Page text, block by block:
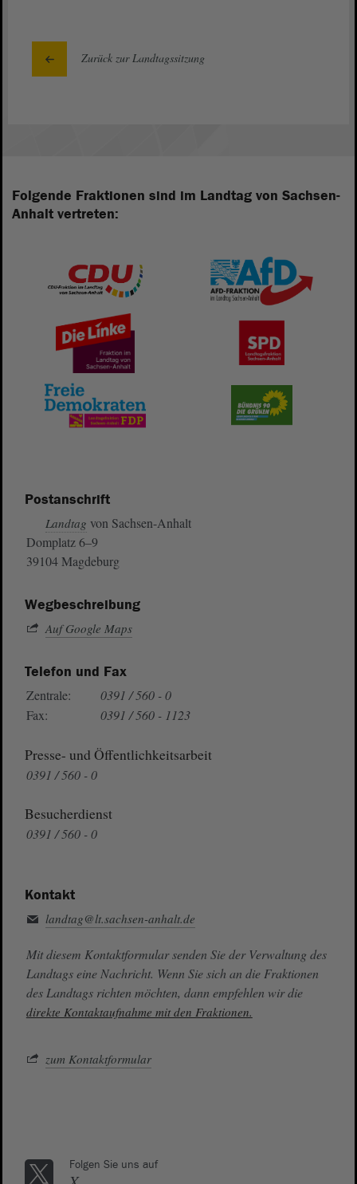
Zurück zur Landtagssitzung
Folgende Fraktionen sind im Landtag von Sachsen-
Anhalt vertreten:
Postanschrift
Landtag von Sachsen-Anhalt
Domplatz 6–9
39104 Magdeburg
Wegbeschreibung
Auf Google Maps
Telefon und Fax
Zentrale:
0391 / 560 - 0
Fax:
0391 / 560 - 1123
Presse- und Öffentlichkeitsarbeit
0391 / 560 - 0
Besucherdienst
0391 / 560 - 0
Kontakt
landtag@lt.sachsen-anhalt.de
Mit diesem Kontaktformular senden Sie der Verwaltung des
Landtags eine Nachricht. Wenn Sie sich an die Fraktionen
des Landtags richten möchten, dann empfehlen wir die
direkte Kontaktaufnahme mit den Fraktionen.
zum Kontaktformular
Folgen Sie uns auf